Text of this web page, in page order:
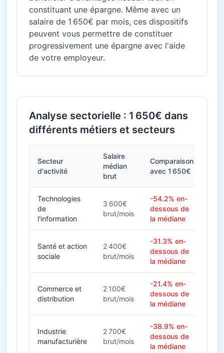
constituant une épargne. Même avec un
salaire de 1 650€ par mois, ces dispositifs
peuvent vous permettre de constituer
progressivement une épargne avec l'aide
de votre employeur.
Analyse sectorielle : 1 650€ dans
différents métiers et secteurs
Secteur
d'activité
Salaire
médian
brut
Comparaison
avec 1 650€
Technologies
de
l'information
3 600€
brut/mois
-54.2% en-
dessous de
la médiane
Santé et action
sociale
2 400€
brut/mois
-31.3% en-
dessous de
la médiane
Commerce et
distribution
2 100€
brut/mois
-21.4% en-
dessous de
la médiane
Industrie
manufacturière
2 700€
brut/mois
-38.9% en-
dessous de
la médiane